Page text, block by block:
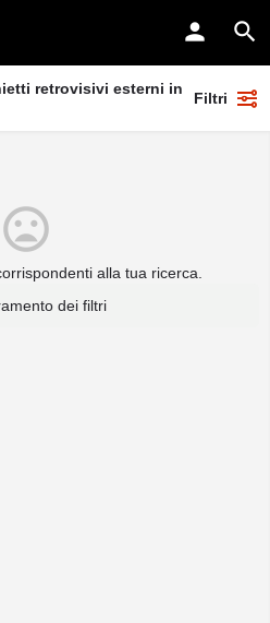
retrovisivi esterni in colore
Filtri
alla tua ricerca.
dei filtri